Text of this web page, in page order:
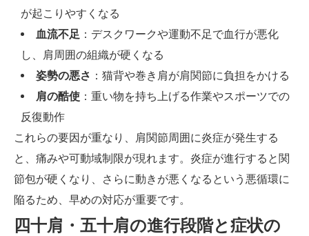
が起こりやすくなる
血流不足：デスクワークや運動不足で血行が悪化
し、肩周囲の組織が硬くなる
姿勢の悪さ ：猫背や巻き肩が肩関節に負担をかける
肩の酷使：重い物を持ち上げる作業やスポーツでの
反復動作
これらの要因が重なり、肩関節周囲に炎症が発生する
と、痛みや可動域制限が現れます。炎症が進行すると関
節包が硬くなり、さらに動きが悪くなるという悪循環に
陥るため、早めの対応が重要です。
四十肩・五十肩の進行段階と症状の